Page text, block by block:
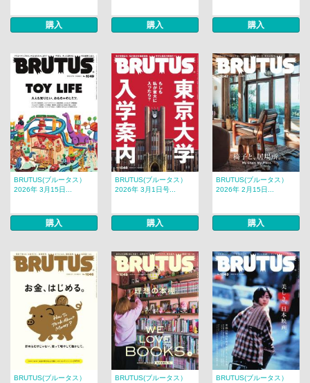
購入 購入 購入
BRUTUS(ブルータス）
2026年 3月15日...
購入
BRUTUS(ブルータス）
2026年 3月1日号...
購入
BRUTUS(ブルータス）
2026年 2月15日...
購入
BRUTUS(ブルータス）
BRUTUS(ブルータス）
BRUTUS(ブルータス）